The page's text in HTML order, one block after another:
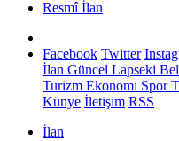
Resmî İlan
Facebook Twitter
İlan Güncel Lapseki
Turizm Ekonomi Spor
Künye İletişim RSS
İlan